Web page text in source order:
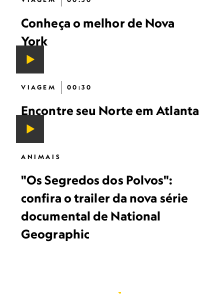
Conheça o melhor de Nova
York
VIAGEM 00:30
Encontre seu Norte em Atlanta
ANIMAIS
"Os Segredos dos Polvos":
confira o trailer da nova série
documental de National
Geographic